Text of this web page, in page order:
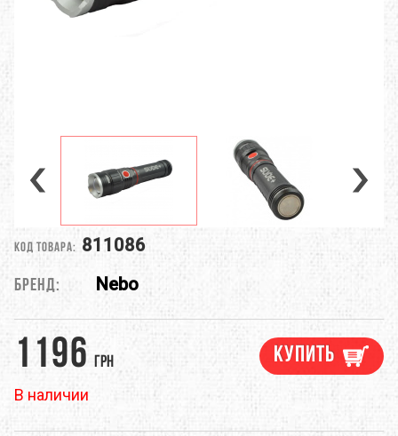
Код товара: 811086
Бренд: Nebo
1196 грн
В наличии
Купить